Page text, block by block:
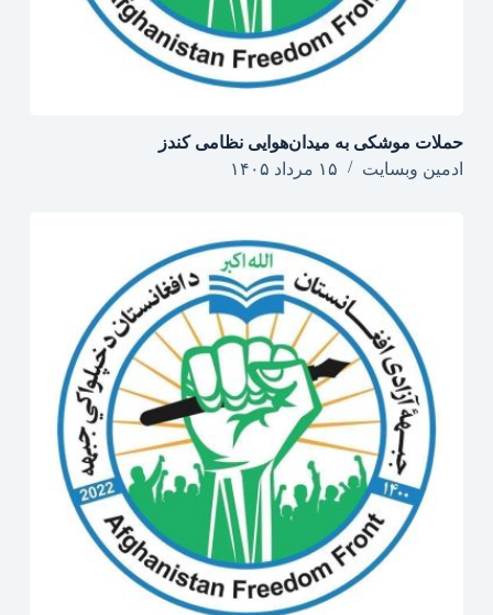
حملات موشکی به میدان‌هوایی نظامی کندز
ادمین وبسایت
۱۵ مرداد ۱۴۰۵